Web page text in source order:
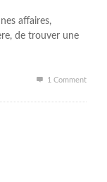
affaires,
de trouver une
1 Comment